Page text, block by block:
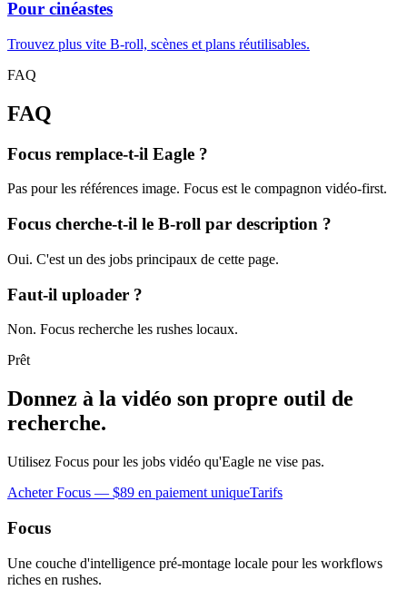
Pour cinéastes
Trouvez plus vite B-roll, scènes et plans réutilisables.
FAQ
FAQ
Focus remplace-t-il Eagle ?
Pas pour les références image. Focus est le compagnon vidéo-first.
Focus cherche-t-il le B-roll par description ?
Oui. C'est un des jobs principaux de cette page.
Faut-il uploader ?
Non. Focus recherche les rushes locaux.
Prêt
Donnez à la vidéo son propre outil de
recherche.
Utilisez Focus pour les jobs vidéo qu'Eagle ne vise pas.
Acheter Focus — $89 en paiement uniqueTarifs
Focus
Une couche d'intelligence pré-montage locale pour les workflows
riches en rushes.